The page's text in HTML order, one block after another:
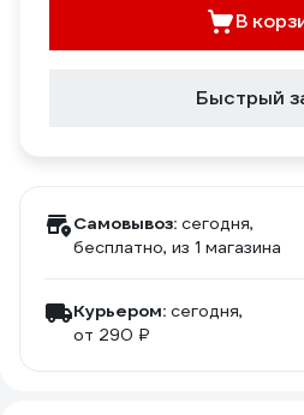
В
Быстрый
Самовывоз: сегодня,
бесплатно, из 1 магазина
Курьером: сегодня,
от 290 ₽